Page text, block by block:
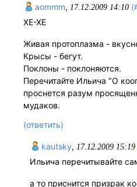
aommm, 17.12.2009 14:10
ХЕ-ХЕ
Живая протоплазма -
Крысы - бегут.
Поклоны - поклоняются.
Перечитайте Ильича "О
проснется разум
мудаков.
(ответить)
kautsky, 17.12.2009 15:19
Ильича перечитывайте
а то приснится призрак